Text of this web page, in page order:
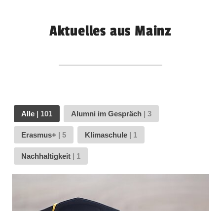
Aktuelles aus Mainz
Alle | 101 Alumni im Gespräch |3
Erasmus+ |5 Klimaschule | 1
Nachhaltigkeit | 1